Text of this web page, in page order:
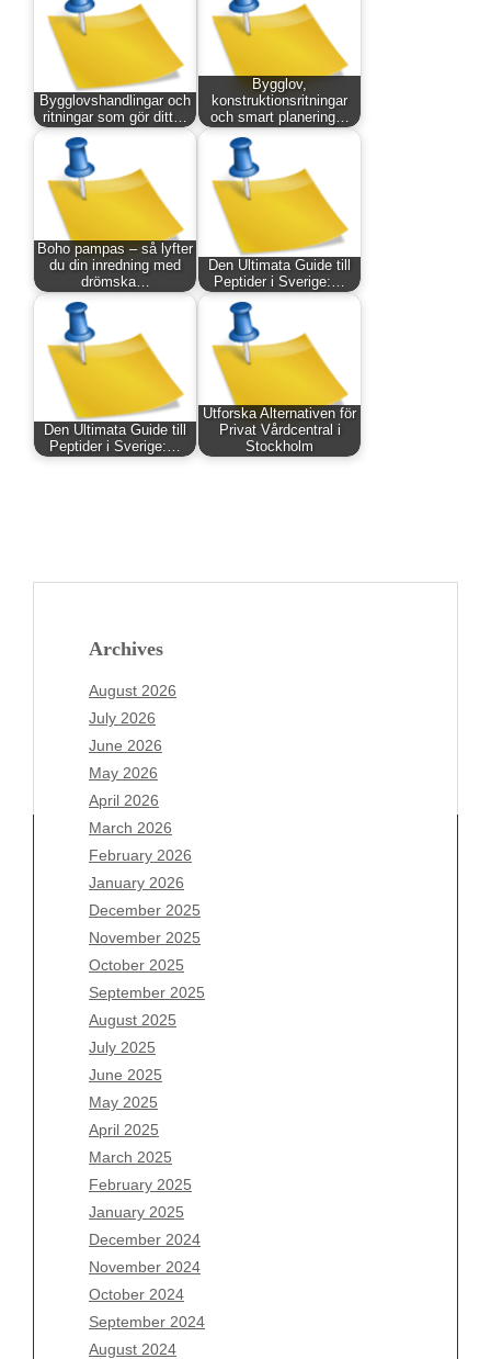
Bygglovshandlingar och
ritningar som gör ditt…
Bygglov,
konstruktionsritningar
och smart planering…
Boho pampas – så lyfter
du din inredning med
drömska…
Den Ultimata Guide till
Peptider i Sverige:…
Den Ultimata Guide till
Peptider i Sverige:…
Utforska Alternativen för
Privat Vårdcentral i
Stockholm
Archives
August 2026
July 2026
June 2026
May 2026
April 2026
March 2026
February 2026
January 2026
December 2025
November 2025
October 2025
September 2025
August 2025
July 2025
June 2025
May 2025
April 2025
March 2025
February 2025
January 2025
December 2024
November 2024
October 2024
September 2024
August 2024
Archives
August 2026
July 2026
June 2026
May 2026
April 2026
March 2026
February 2026
January 2026
December 2025
November 2025
October 2025
September 2025
August 2025
July 2025
June 2025